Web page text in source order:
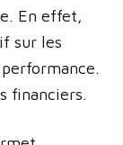
En effet,
sur les
financiers.